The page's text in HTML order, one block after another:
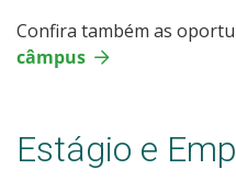
Confira também as
câmpus
Estágio e